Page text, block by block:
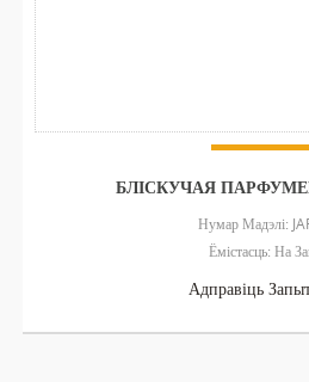
БЛІСКУЧАЯ
Нумар Мадэлі:
Ёмістасць: На
Адправіць